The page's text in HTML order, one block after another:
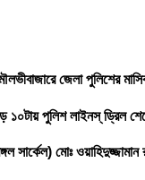
জেলা পুলিশের
১০টায় পুলিশ লাইনস্ ড্রিল
সার্কেল) মোঃ